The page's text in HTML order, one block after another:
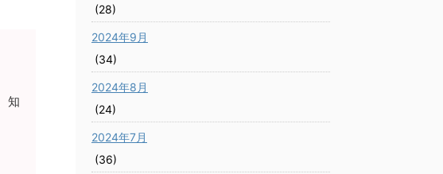
知
(28)
2024年9月
(34)
2024年8月
(24)
2024年7月
(36)